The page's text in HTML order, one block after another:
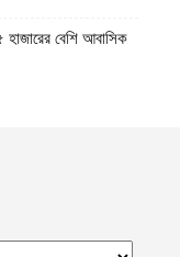
হাজারের বেশি আবাসিক
তৈরি হচ্ছে বলে